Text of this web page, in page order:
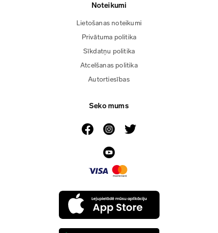
Noteikumi
Lietošanas noteikumi
Privātuma politika
Sīkdatņu politika
Atcelšanas politika
Autortiesības
Seko mums